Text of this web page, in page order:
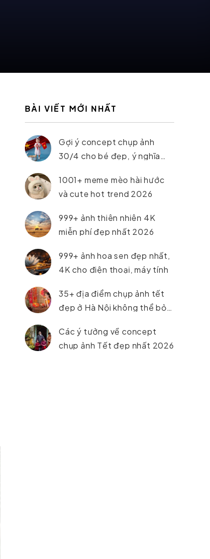
BÀI VIẾT MỚI NHẤT
Gợi ý concept chụp ảnh
30/4 cho bé đẹp, ý nghĩa
1001+ meme mèo hài hước
và cute hot trend 2026
999+ ảnh thiên nhiên 4K
miễn phí đẹp nhất 2026
999+ ảnh hoa sen đẹp nhất,
4K cho điện thoại, máy tính
35+ địa điểm chụp ảnh tết
đẹp ở Hà Nội không thể bỏ
Các ý tưởng về concept
chụp ảnh Tết đẹp nhất 2026